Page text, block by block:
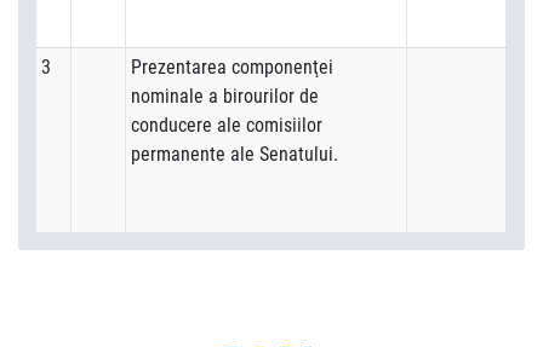
3
Prezentarea componenţei
nominale a birourilor de
conducere ale comisiilor
permanente ale Senatului.